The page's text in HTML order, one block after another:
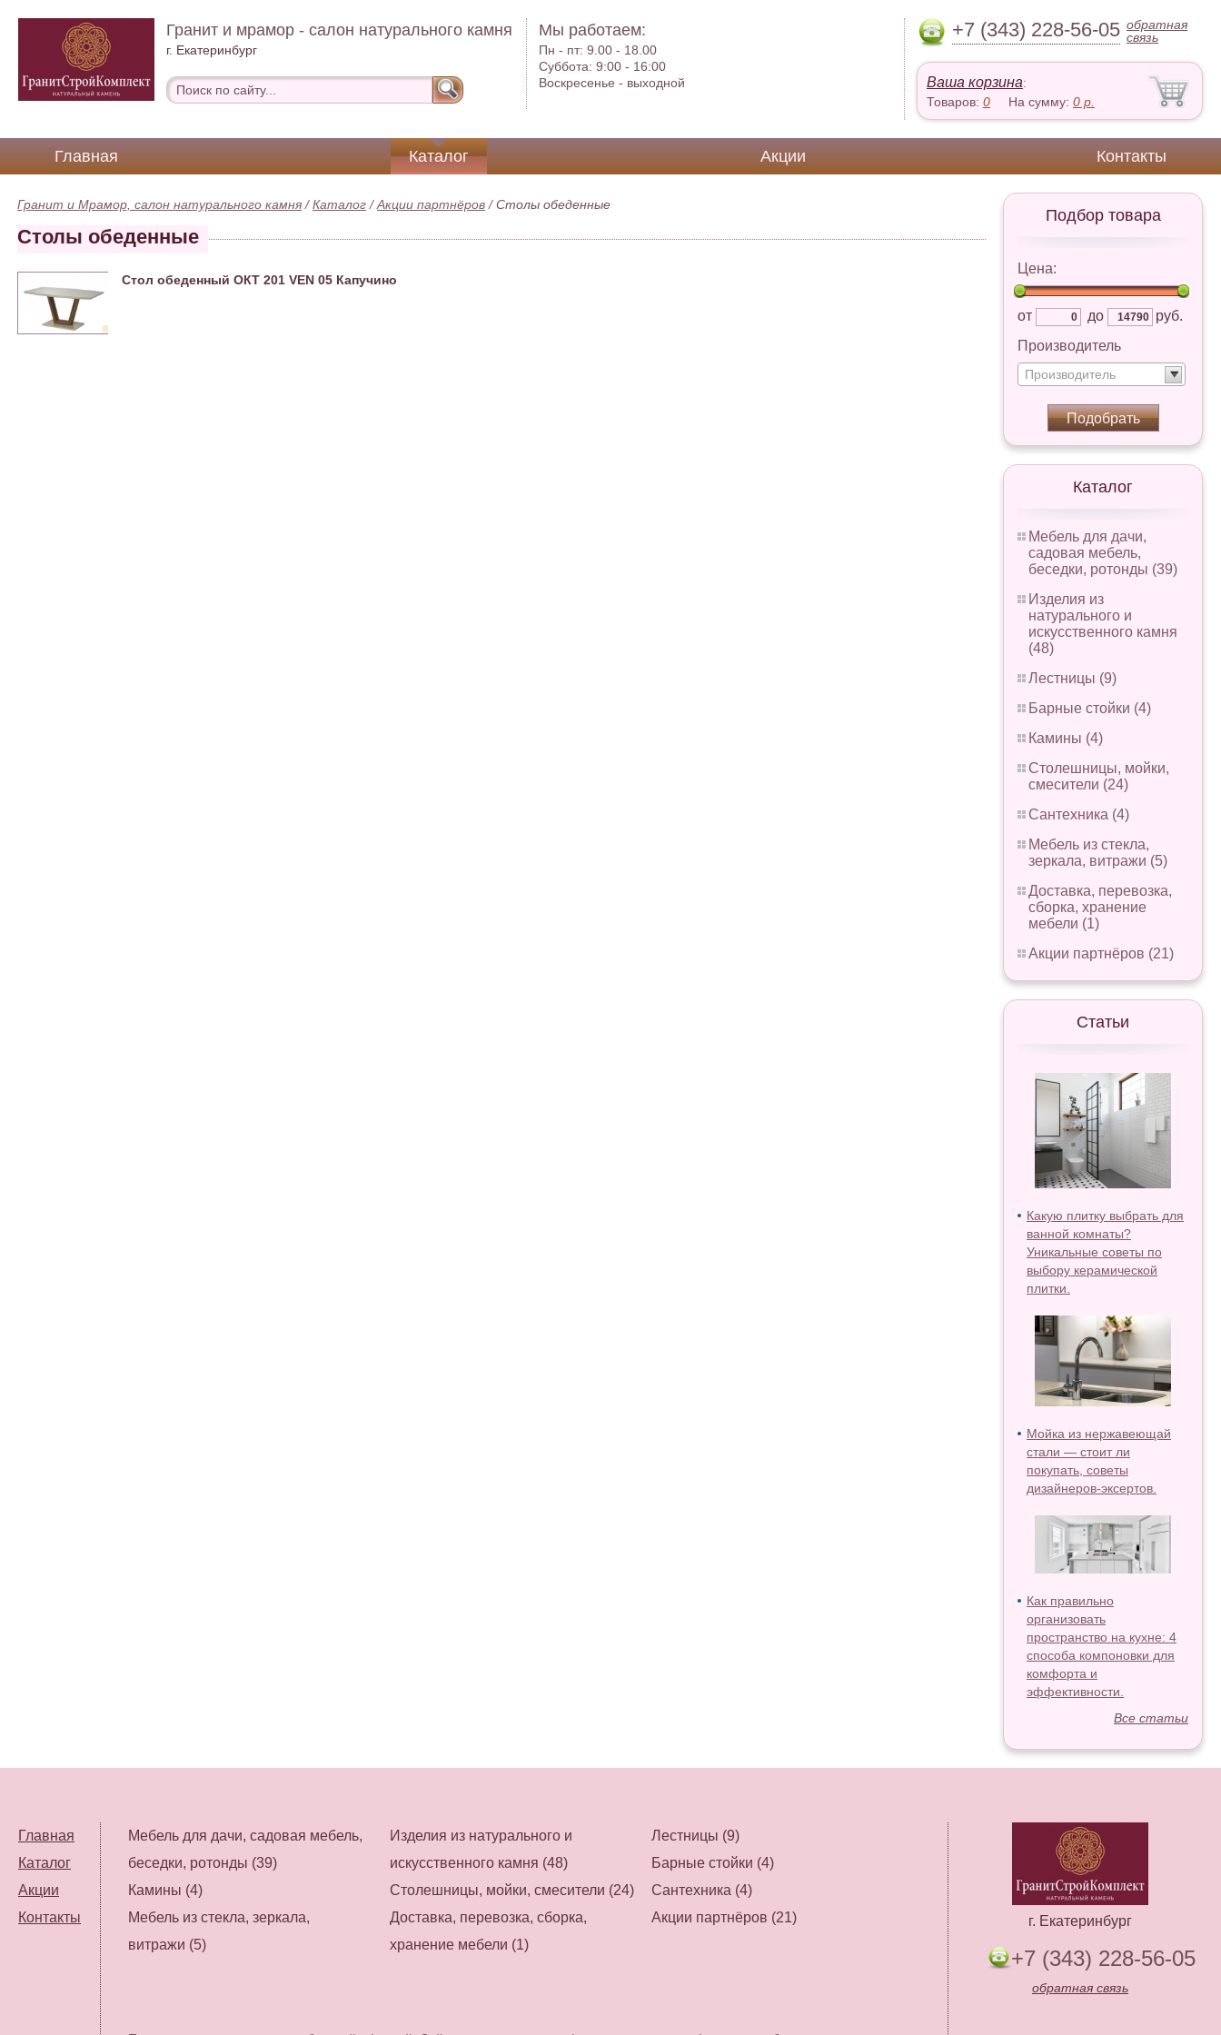
Гранит и мрамор - салон натурального камня
г. Екатеринбург
Мы работаем:
Пн - пт:9.00 - 18.00
Суббота:9:00 - 16:00
Воскресенье - выходной
+7 (343) 228-56-05 обратная
связь
Ваша корзина:
Товаров: 0 На сумму: 0 р.
Главная Каталог Акции Контакты
Подбор товара
Цена:
от до
руб.
Производитель
Производитель
Подобрать
Каталог
Мебель для дачи,
садовая мебель,
беседки, ротонды (39)
Изделия из
натурального и
искусственного камня
(48)
Лестницы (9)
Барные стойки (4)
Камины (4)
Столешницы, мойки,
смесители (24)
Сантехника (4)
Мебель из стекла,
зеркала, витражи (5)
Доставка, перевозка,
сборка, хранение
мебели (1)
Акции партнёров (21)
Статьи
Какую плитку выбрать для
ванной комнаты?
Уникальные советы по
выбору керамической
плитки.
Мойка из нержавеющай
стали — стоит ли
покупать, советы
дизайнеров-эксертов.
Как правильно
организовать
пространство на кухне: 4
способа компоновки для
комфорта и
эффективности.
Все статьи
Гранит и Мрамор, салон натурального камня /Каталог /Акции партнёров /Столы обеденные
Столы обеденные
Стол обеденный ОКТ 201 VEN 05 Капучино
Главная
Каталог
Акции
Контакты
г. Екатеринбург
+7 (343) 228-56-05
обратная связь
Мебель для дачи, садовая мебель,
беседки, ротонды (39)
Изделия из натурального и
искусственного камня (48)
Лестницы (9)
Барные стойки (4)
Камины (4)
Столешницы, мойки, смесители (24)
Сантехника (4)
Мебель из стекла, зеркала,
витражи (5)
Доставка, перевозка, сборка,
хранение мебели (1)
Акции партнёров (21)